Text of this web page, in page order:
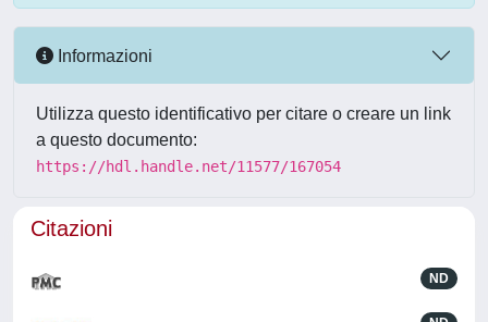
Informazioni
Utilizza questo identificativo per citare o creare un link
a questo documento:
https://hdl.handle.net/11577/167054
Citazioni
ND